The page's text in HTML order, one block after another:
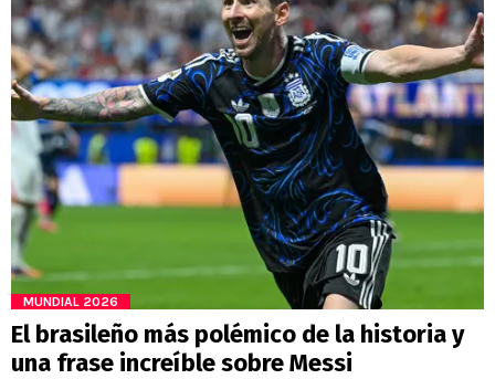
MUNDIAL 2026
El brasileño más polémico de la historia y
una frase increíble sobre Messi